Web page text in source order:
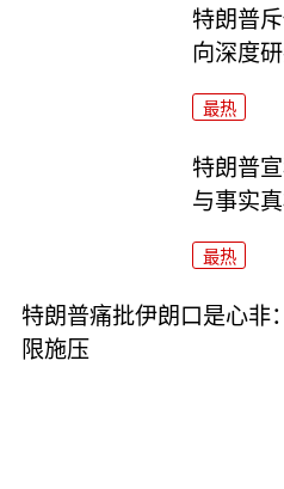
特朗普
向深度研
最热
特朗普
与事实
最热
特朗普痛批伊朗口是心非
限施压